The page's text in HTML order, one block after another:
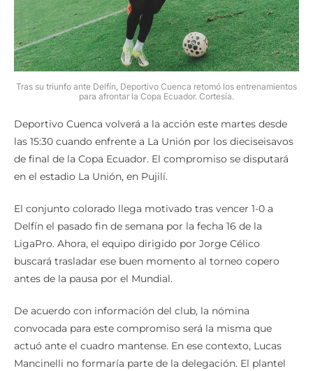
Tras su triunfo ante Delfín, Deportivo Cuenca retomó los entrenamientos
para afrontar la Copa Ecuador. Cortesía.
Deportivo Cuenca volverá a la acción este martes desde
las 15:30 cuando enfrente a La Unión por los dieciseisavos
de final de la Copa Ecuador. El compromiso se disputará
en el estadio La Unión, en Pujilí.
El conjunto colorado llega motivado tras vencer 1-0 a
Delfín el pasado fin de semana por la fecha 16 de la
LigaPro. Ahora, el equipo dirigido por Jorge Célico
buscará trasladar ese buen momento al torneo copero
antes de la pausa por el Mundial.
De acuerdo con información del club, la nómina
convocada para este compromiso será la misma que
actuó ante el cuadro mantense. En ese contexto, Lucas
Mancinelli no formaría parte de la delegación. El plantel